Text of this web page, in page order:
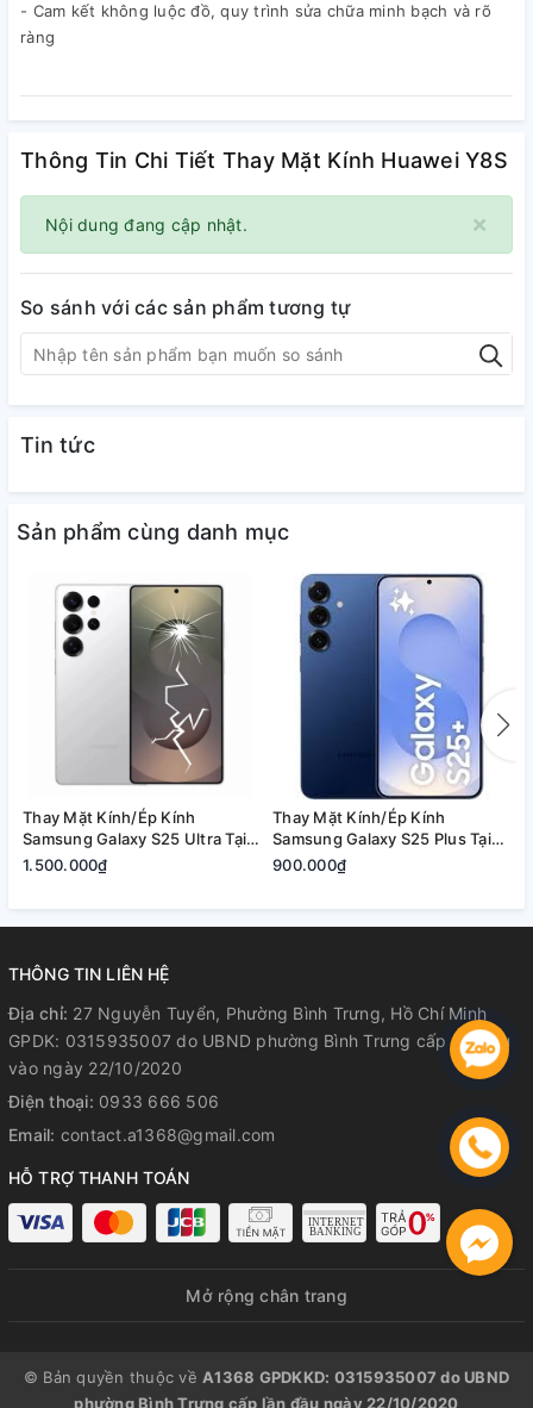
- Cam kết không luộc đồ, quy trình sửa chữa minh bạch và rõ
ràng
Thông Tin Chi Tiết Thay Mặt Kính Huawei Y8S
×
Nội dung đang cập nhật.
So sánh với các sản phẩm tương tự
Tin tức
Sản phẩm cùng danh mục
Thay Mặt Kính/Ép Kính
Samsung Galaxy S25 Ultra Tại
Quận 2, Tp. Thủ Đức | Bảo
1.500.000₫
Thay Mặt Kính/Ép Kính
Samsung Galaxy S25 Plus Tại
Quận 2, Tp. Thủ Đức | Bảo
900.000₫
THÔNG TIN LIÊN HỆ
Địa chỉ: 27 Nguyễn Tuyển, Phường Bình Trưng, Hồ Chí Minh
GPDK: 0315935007 do UBND phường Bình Trưng cấp lần đầu
vào ngày 22/10/2020
Điện thoại: 0933 666 506
Email: contact.a1368@gmail.com
HỖ TRỢ THANH TOÁN
Mở rộng chân trang
© Bản quyền thuộc về A1368 GPDKKD: 0315935007 do UBND
phường Bình Trưng cấp lần đầu ngày 22/10/2020